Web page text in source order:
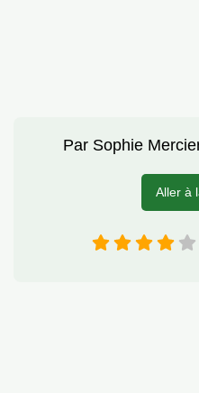
Par Sophie
Aller à